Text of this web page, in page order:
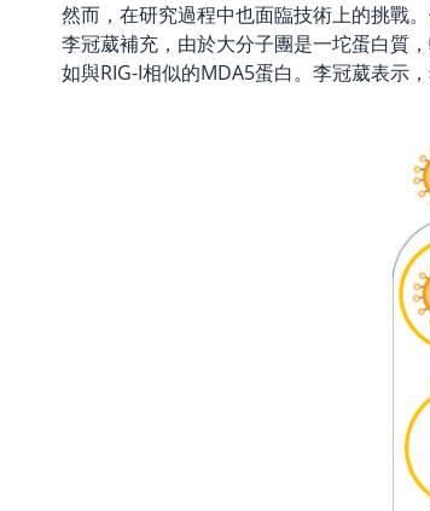
然而，在研究過程中也面臨技術上的挑戰
李冠葳補充，由於大分子團是一坨蛋白質
如與RIG-I相似的MDA5蛋白。李冠葳表示